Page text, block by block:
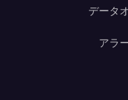
データ
アラ